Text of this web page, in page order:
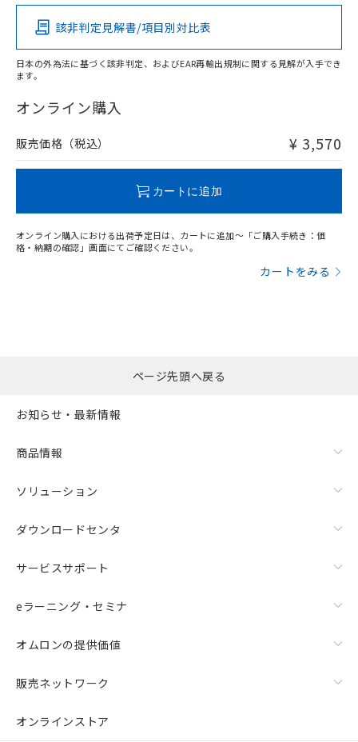
O
在庫等で未対応品が混在する可能性があります。
問い合わせください。
該非判定見解書/項目別対比表
日本の外為法に基づく該非判定、およびEAR再輸出規制に関する見解が入手でき
ます。
オンライン購入
販売価格（税込） ¥ 3,570
カートに追加
オンライン購入における出荷予定日は、カートに追加～「ご購入手続き：価
格・納期の確認」画面にてご確認ください。
カートをみる
ページ先頭へ戻る
お知らせ・最新情報
商品情報
ソリューション
ダウンロードセンタ
サービスサポート
eラーニング・セミナ
オムロンの提供価値
販売ネットワーク
オンラインストア